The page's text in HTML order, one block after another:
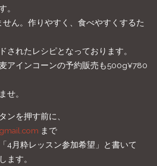
。
ん。作りやすく、食べやすくするた
されたレシピとなっております。
アインコーンの予約販売も500g¥780
せ。
ンを押す前に、
まで
4月粋レッスン参加希望」と書いて
ます。